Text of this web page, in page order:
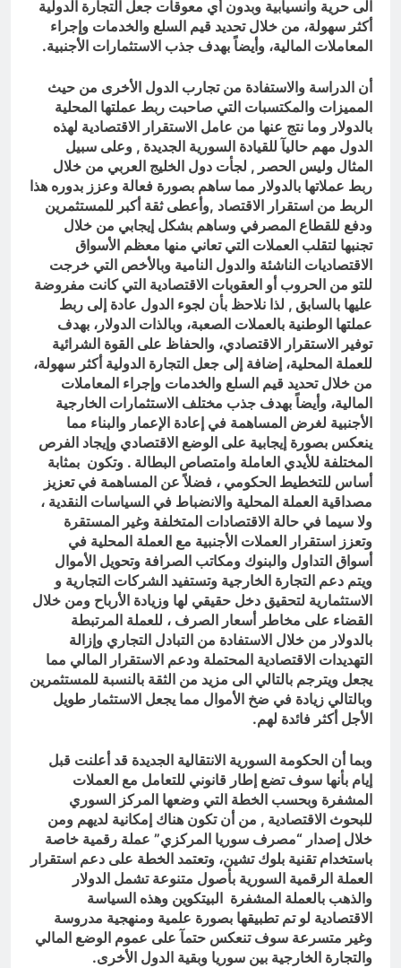
الى حرية وانسيابية وبدون أي معوقات جعل التجارة الدولية
أكثر سهولة، من خلال تحديد قيم السلع والخدمات وإجراء
المعاملات المالية، وأيضاً بهدف جذب الاستثمارات الأجنبية.
أن الدراسة والاستفادة من تجارب الدول الأخرى من حيث
المميزات والمكتسبات التي صاحبت ربط عملتها المحلية
بالدولار وما نتج عنها من عامل الاستقرار الاقتصادية لهذه
الدول مهم حاليآ للقيادة السورية الجديدة , وعلى سبيل
المثال وليس الحصر , لجأت دول الخليج العربي من خلال
ربط عملاتها بالدولار مما ساهم بصورة فعالة وعزز بدوره هذا
الربط من استقرار الاقتصاد ,وأعطى ثقة أكبر للمستثمرين
ودفع للقطاع المصرفي وساهم بشكل إيجابي من خلال
تجنبها لتقلب العملات التي تعاني منها معظم الأسواق
الاقتصاديات الناشئة والدول النامية وبالأخص التي خرجت
للتو من الحروب أو العقوبات الاقتصادية التي كانت مفروضة
عليها بالسابق , لذا نلاحظ بأن لجوء الدول عادة إلى ربط
عملتها الوطنية بالعملات الصعبة، وبالذات الدولار، بهدف
توفير الاستقرار الاقتصادي، والحفاظ على القوة الشرائية
للعملة المحلية، إضافة إلى جعل التجارة الدولية أكثر سهولة،
من خلال تحديد قيم السلع والخدمات وإجراء المعاملات
المالية، وأيضاً بهدف جذب مختلف الاستثمارات الخارجية
الأجنبية لغرض المساهمة في إعادة الإعمار والبناء مما
ينعكس بصورة إيجابية على الوضع الاقتصادي وإيجاد الفرص
المختلفة للأيدي العاملة وامتصاص البطالة . وتكون بمثابة
أساس للتخطيط الحكومي ، فضلاً عن المساهمة في تعزيز
مصداقية العملة المحلية والانضباط في السياسات النقدية ،
ولا سيما في حالة الاقتصادات المتخلفة وغير المستقرة
وتعزز استقرار العملات الأجنبية مع العملة المحلية في
أسواق التداول والبنوك ومكاتب الصرافة وتحويل الأموال
ويتم دعم التجارة الخارجية وتستفيد الشركات التجارية و
الاستثمارية لتحقيق دخل حقيقي لها وزيادة الأرباح ومن خلال
القضاء على مخاطر أسعار الصرف ، للعملة المرتبطة
بالدولار من خلال الاستفادة من التبادل التجاري وإزالة
التهديدات الاقتصادية المحتملة ودعم الاستقرار المالي مما
يجعل ويترجم بالتالي الى مزيد من الثقة بالنسبة للمستثمرين
وبالتالي زيادة في ضخ الأموال مما يجعل الاستثمار طويل
الأجل أكثر فائدة لهم.
وبما أن الحكومة السورية الانتقالية الجديدة قد أعلنت قبل
إيام بأنها سوف تضع إطار قانوني للتعامل مع العملات
المشفرة وبحسب الخطة التي وضعها المركز السوري
للبحوث الاقتصادية , من أن تكون هناك إمكانية لديهم ومن
خلال إصدار “مصرف سوريا المركزي” عملة رقمية خاصة
باستخدام تقنية بلوك تشين، وتعتمد الخطة على دعم استقرار
العملة الرقمية السورية بأصول متنوعة تشمل الدولار
والذهب بالعملة المشفرة البيتكوين وهذه السياسة
الاقتصادية لو تم تطبيقها بصورة علمية ومنهجية مدروسة
وغير متسرعة سوف تنعكس حتمآ على عموم الوضع المالي
والتجارة الخارجية بين سوريا وبقية الدول الأخرى.